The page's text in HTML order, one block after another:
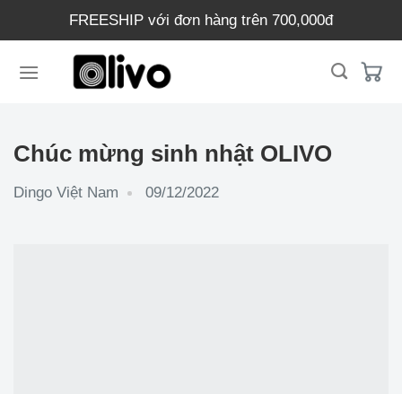
dung
FREESHIP với đơn hàng trên 700,000đ
Chúc mừng sinh nhật OLIVO
Dingo Việt Nam 09/12/2022